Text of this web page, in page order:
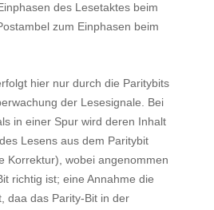
des Lesetaktes beim
zum Einphasen beim
hier nur durch die Paritybits
der Lesesignale. Bei
in einer Spur wird deren Inhalt
Lesens aus dem Paritybit
Korrektur), wobei angenommen
richtig ist; eine Annahme die
daa das Parity-Bit in der